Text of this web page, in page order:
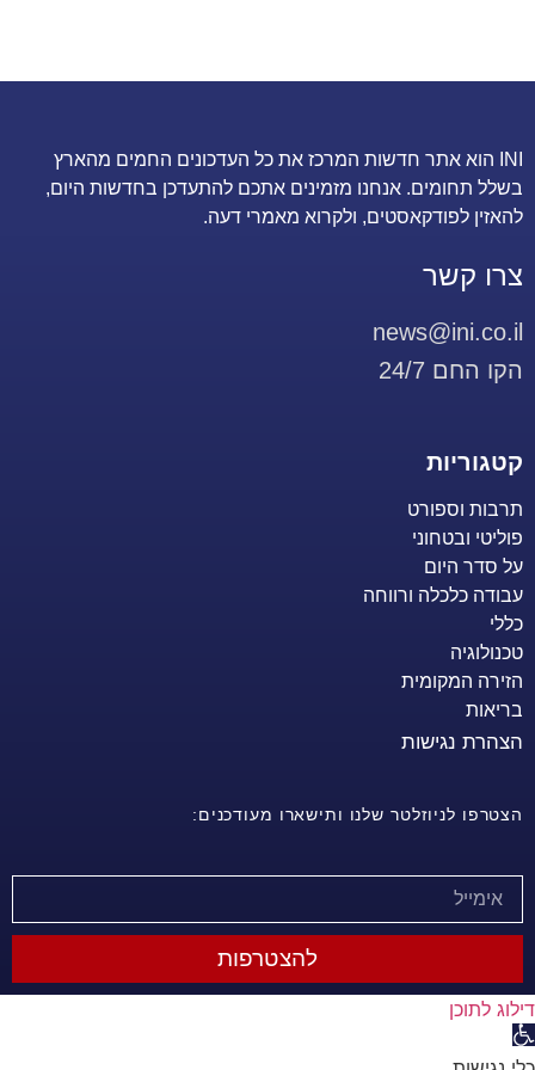
INI הוא אתר חדשות המרכז את כל העדכונים החמים מהארץ
בשלל תחומים. אנחנו מזמינים אתכם להתעדכן בחדשות היום,
להאזין לפודקאסטים, ולקרוא מאמרי דעה.
צרו קשר
news@ini.co.il
הקו החם 24/7
קטגוריות
תרבות וספורט
פוליטי ובטחוני
על סדר היום
עבודה כלכלה ורווחה
כללי
טכנולוגיה
הזירה המקומית
בריאות
הצהרת נגישות
הצטרפו לניוזלטר שלנו ותישארו מעודכנים:
להצטרפות
דילוג לתוכן
פתח סרגל נגישות